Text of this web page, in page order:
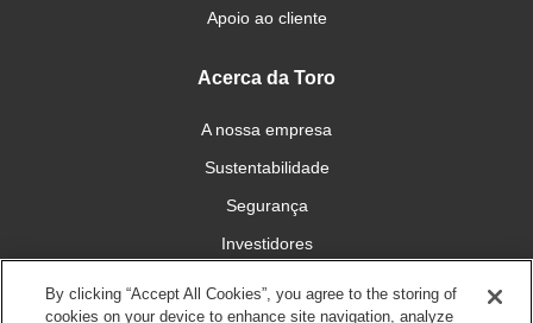
Apoio ao cliente
Acerca da Toro
A nossa empresa
Sustentabilidade
Segurança
Investidores
By clicking “Accept All Cookies”, you agree to the storing of
cookies on your device to enhance site navigation, analyze